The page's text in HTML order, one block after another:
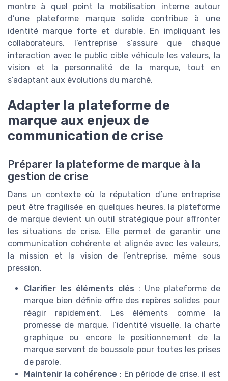
montre à quel point la mobilisation interne autour
d’une plateforme marque solide contribue à une
identité marque forte et durable. En impliquant les
collaborateurs, l’entreprise s’assure que chaque
interaction avec le public cible véhicule les valeurs, la
vision et la personnalité de la marque, tout en
s’adaptant aux évolutions du marché.
Adapter la plateforme de
marque aux enjeux de
communication de crise
Préparer la plateforme de marque à la
gestion de crise
Dans un contexte où la réputation d’une entreprise
peut être fragilisée en quelques heures, la plateforme
de marque devient un outil stratégique pour affronter
les situations de crise. Elle permet de garantir une
communication cohérente et alignée avec les valeurs,
la mission et la vision de l’entreprise, même sous
pression.
Clarifier les éléments clés : Une plateforme de
marque bien définie offre des repères solides pour
réagir rapidement. Les éléments comme la
promesse de marque, l’identité visuelle, la charte
graphique ou encore le positionnement de la
marque servent de boussole pour toutes les prises
de parole.
Maintenir la cohérence : En période de crise, il est